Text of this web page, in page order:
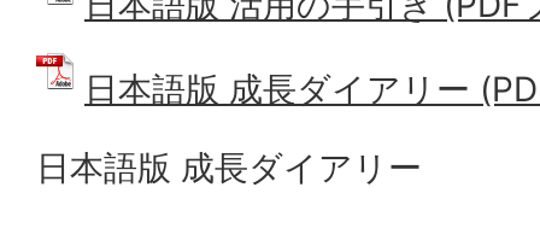
日本語版 成長ダイアリー
日本語版 成長ダイアリー